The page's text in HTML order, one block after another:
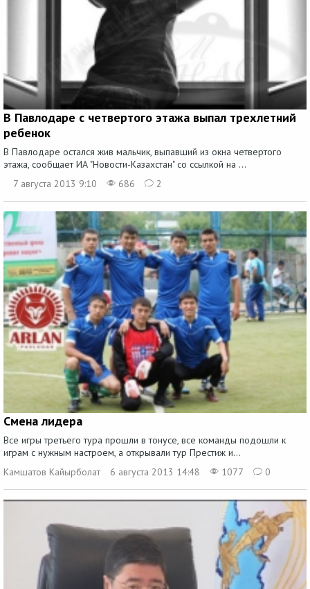
В Павлодаре с четвертого этажа выпал трехлетний
ребенок
В Павлодаре остался жив мальчик, выпавший из окна четвертого
этажа, сообщает ИА "Новости-Казахстан" со ссылкой на ...
7 августа 2013 9:10
686 2
Смена лидера
Все игры третьего тура прошли в тонусе, все команды подошли к
играм с нужным настроем, а открывали тур Престиж и...
Камшатов Кайырболат
6 августа 2013 14:48 1077 0